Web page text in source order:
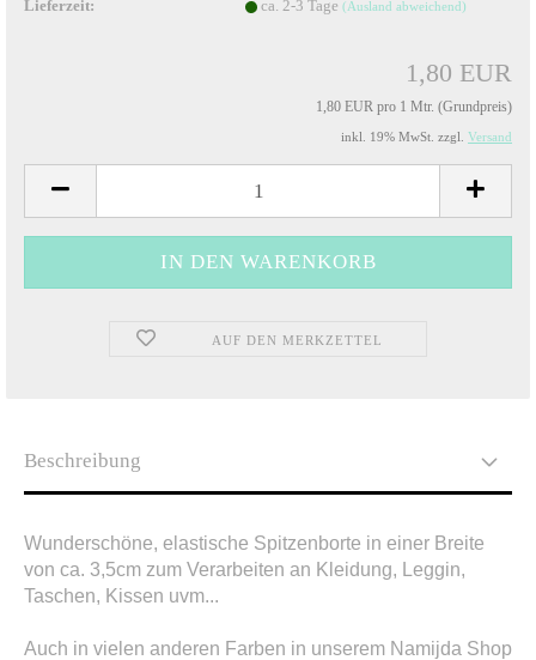
Lieferzeit:
ca. 2-3 Tage (Ausland abweichend)
1,80 EUR
1,80 EUR pro 1 Mtr. (Grundpreis)
inkl. 19% MwSt. zzgl. Versand
AUF DEN MERKZETTEL
Beschreibung
Wunderschöne, elastische Spitzenborte in einer Breite
von ca. 3,5cm zum Verarbeiten an Kleidung, Leggin,
Taschen, Kissen uvm...
Auch in vielen anderen Farben in unserem Namijda Shop